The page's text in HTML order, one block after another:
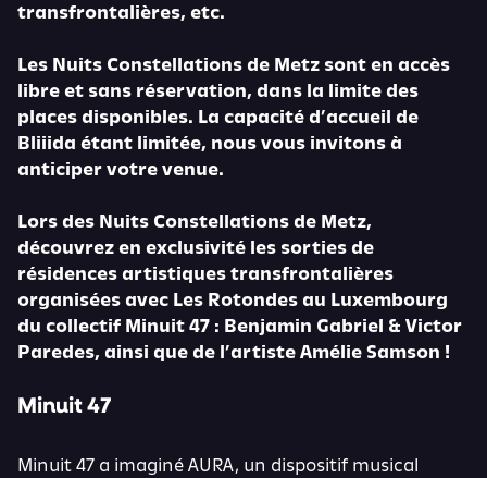
transfrontalières, etc.
Les Nuits Constellations de Metz sont en accès
libre et sans réservation, dans la limite des
places disponibles. La capacité d’accueil de
Bliiida étant limitée, nous vous invitons à
anticiper votre venue.
Lors des Nuits Constellations de Metz,
découvrez en exclusivité les sorties de
résidences artistiques transfrontalières
organisées avec Les Rotondes au Luxembourg
du collectif Minuit 47 : Benjamin Gabriel & Victor
Paredes, ainsi que de l’artiste Amélie Samson !
Minuit 47
Minuit 47 a imaginé AURA, un dispositif musical